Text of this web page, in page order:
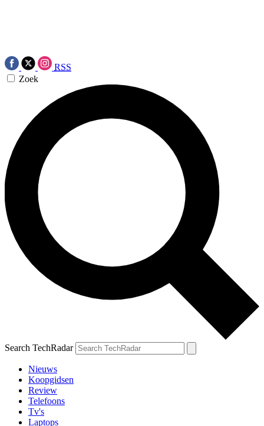
RSS
Zoek
Search TechRadar
Nieuws
Koopgidsen
Review
Telefoons
Tv's
Laptops